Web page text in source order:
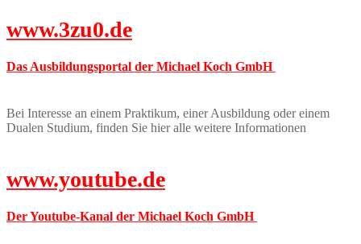
www.3zu0.de
Das Ausbildungsportal der Michael Koch GmbH
Bei Interesse an einem Praktikum, einer Ausbildung oder einem
Dualen Studium, finden Sie hier alle weitere Informationen
www.youtube.de
Der Youtube-Kanal der Michael Koch GmbH